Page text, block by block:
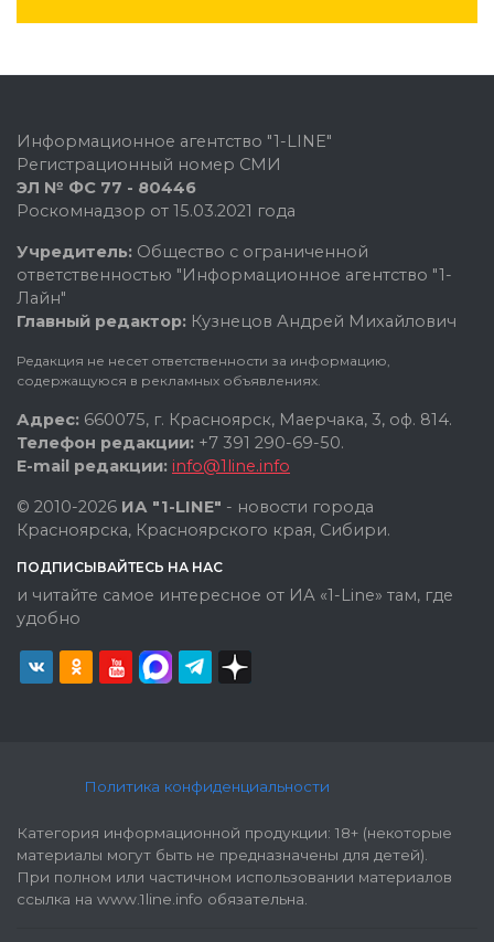
Информационное агентство "1-LINE"
Регистрационный номер СМИ
ЭЛ № ФС 77 - 80446
Роскомнадзор от 15.03.2021 года
Учредитель: Общество с ограниченной
ответственностью "Информационное агентство "1-
Лайн"
Главный редактор: Кузнецов Андрей Михайлович
Редакция не несет ответственности за информацию,
содержащуюся в рекламных объявлениях.
Адрес: 660075, г. Красноярск, Маерчака, 3, оф. 814.
Телефон редакции: +7 391 290-69-50.
E-mail редакции: info@1line.info
© 2010-2026 ИА "1-LINE" - новости города
Красноярска, Красноярского края, Сибири.
ПОДПИСЫВАЙТЕСЬ НА НАС
и читайте самое интересное от ИА «1-Line» там, где
удобно
Политика конфиденциальности
Категория информационной продукции: 18+ (некоторые
материалы могут быть не предназначены для детей).
При полном или частичном использовании материалов
ссылка на www.1line.info обязательна.